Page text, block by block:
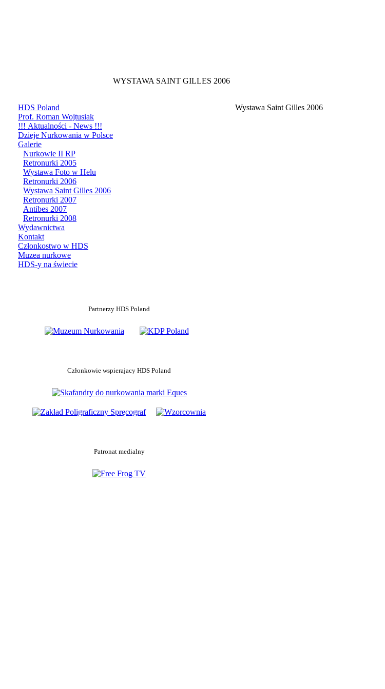
WYSTAWA SAINT GILLES 2006
HDS Poland
Prof. Roman Wojtusiak
!!! Aktualności - News !!!
Dzieje Nurkowania w Polsce
Galerie
Nurkowie II RP
Retronurki 2005
Wystawa Foto w Helu
Retronurki 2006
Wystawa Saint Gilles 2006
Retronurki 2007
Antibes 2007
Retronurki 2008
Wydawnictwa
Kontakt
Członkostwo w HDS
Muzea nurkowe
HDS-y na świecie
Partnerzy HDS Poland
Członkowie wspierajacy HDS Poland
Patronat medialny
Wystawa Saint Gilles 2006